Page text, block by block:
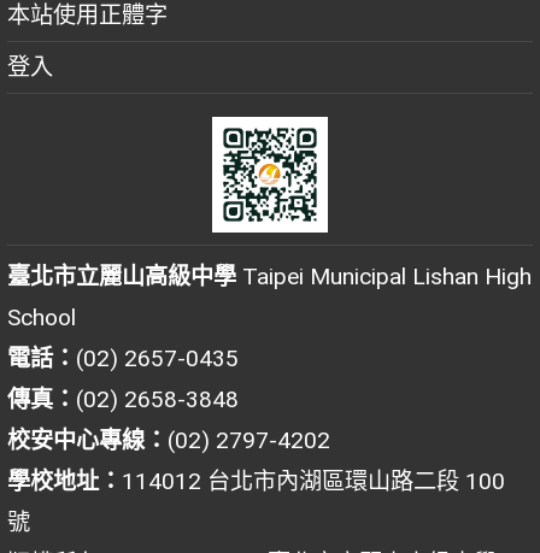
本站使用正體字
登入
臺北市立麗山高級中學 Taipei Municipal Lishan High
School
電話： (02) 2657-0435
傳真： (02) 2658-3848
校安中心專線： (02) 2797-4202
學校地址： 114012 台北市內湖區環山路二段 100
號